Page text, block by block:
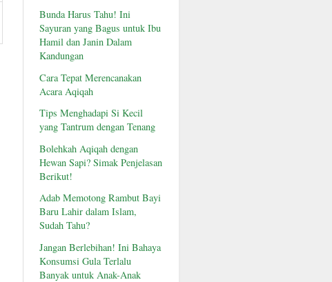
Bunda Harus Tahu! Ini
Sayuran yang Bagus untuk Ibu
Hamil dan Janin Dalam
Kandungan
Cara Tepat Merencanakan
Acara Aqiqah
Tips Menghadapi Si Kecil
yang Tantrum dengan Tenang
Bolehkah Aqiqah dengan
Hewan Sapi? Simak Penjelasan
Berikut!
Adab Memotong Rambut Bayi
Baru Lahir dalam Islam,
Sudah Tahu?
Jangan Berlebihan! Ini Bahaya
Konsumsi Gula Terlalu
Banyak untuk Anak-Anak